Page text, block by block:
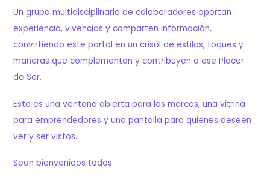
Un grupo multidisciplinario de colaboradores aportan
experiencia, vivencias y comparten información,
convirtiendo este portal en un crisol de estilos, toques y
maneras que complementan y contribuyen a ese Placer
de Ser.
Esta es una ventana abierta para las marcas, una vitrina
para emprendedores y una pantalla para quienes deseen
ver y ser vistos.
Sean bienvenidos todos